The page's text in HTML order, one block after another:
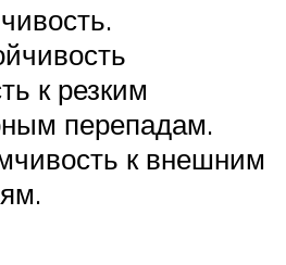
к резким
перепадам.
к внешним